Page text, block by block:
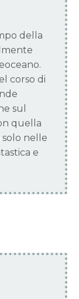
della
corso di
sul
quella
nelle
e